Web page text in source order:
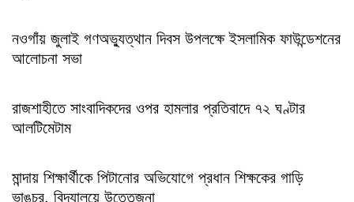
নওগাঁয় জুলাই গণঅভ্যুত্থান দিবস উপলক্ষে ইসলামিক ফাউন্ডেশনের
আলোচনা সভা
রাজশাহীতে সাংবাদিকদের ওপর হামলার প্রতিবাদে ৭২ ঘণ্টার
আলটিমেটাম
মান্দায় শিক্ষার্থীকে পিটানোর অভিযোগে প্রধান শিক্ষকের গাড়ি
ভাঙচুর, বিদ্যালয়ে উত্তেজনা